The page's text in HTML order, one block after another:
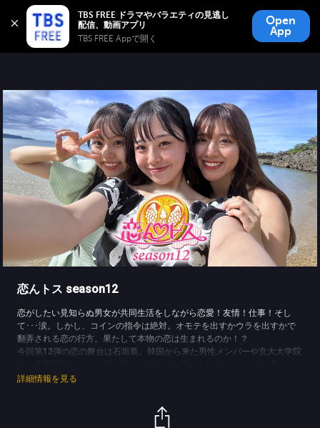
TBS FREE ドラマやバラエティの見逃し
TBS FREE Appで開く
Open
App
TBS FREE
無料見逃し配信
恋んトス season12
恋がしたい見知らぬ男女が共同生活をしながら恋愛！友情！仕事！そし
て･･･涙。しかし、コインの指令は絶対。オモテを出すかウラを出すかで
翻弄される恋の行方。果たして本物の恋は生まれるのか！？
今回第12弾の恋の舞台は石垣島。韓国から来た男性メンバーや京大大学院
今、新たな恋の物語が始まる！
詳細情報を見る